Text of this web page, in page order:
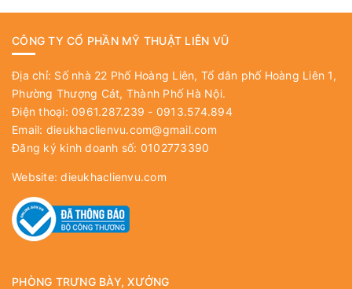
CÔNG TY CỔ PHẦN MỸ THUẬT LIÊN VŨ
Địa chỉ: Số nhà 22 Phố Hoàng Liên, Tổ dân phố Hoàng Liên 1,
Phường Thượng Cát, Thành Phố Hà Nội.
Điện thoại: 0961.287.239 - 0913.574.894
Email: dieukhaclienvu.com@gmail.com
Đăng ký kinh doanh số: 0102773390
Website:dieukhaclienvu.com
PHÒNG TRƯNG BÀY, XƯỞNG